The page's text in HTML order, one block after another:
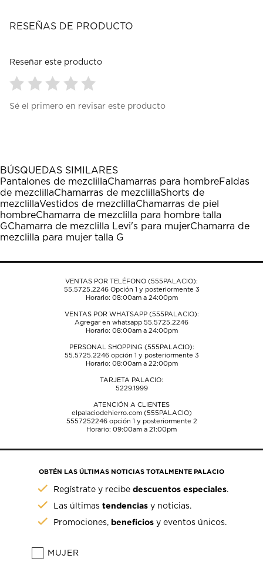
RESEÑAS DE PRODUCTO
Reseñar este producto
para
1
estrella
Esta
acción
abrirá
el
formulario
de
para
estrellas.
Esta
acción
abrirá
el
formulario
de
para
estrellas.
Esta
acción
abrirá
el
formulario
de
para
estrellas.
Esta
acción
abrirá
el
formulario
de
para
estrellas.
Esta
acción
abrirá
el
formulario
de
Sé el primero en revisar este producto
BÚSQUEDAS SIMILARES
Pantalones de mezclillaChamarras para hombreFaldas
de mezclillaChamarras de mezclillaShorts de
mezclillaVestidos de mezclillaChamarras de piel
hombreChamarra de mezclilla para hombre talla
GChamarra de mezclilla Levi's para mujerChamarra de
mezclilla para mujer talla G
VENTAS POR TELÉFONO (555PALACIO):
55.5725.2246Opción 1 y posteriormente 3
Horario: 08:00am a 24:00pm
VENTAS POR WHATSAPP (555PALACIO):
Agregar en whatsapp 55.5725.2246
Horario: 08:00am a 24:00pm
PERSONAL SHOPPING (555PALACIO):
55.5725.2246opción 1 y posteriormente 3
Horario: 08:00am a 22:00pm
TARJETA PALACIO:
5229.1999
ATENCIÓN A CLIENTES
elpalaciodehierro.com (555PALACIO)
5557252246opción 1 y posteriormente 2
Horario: 09:00am a 21:00pm
OBTÉN LAS ÚLTIMAS NOTICIAS TOTALMENTE PALACIO
Regístrate y recibedescuentos especiales.
Las últimastendencias y noticias.
Promociones, beneficios y eventos únicos.
MUJER